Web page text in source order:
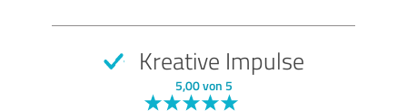
Kreative Impulse
5,00 von 5